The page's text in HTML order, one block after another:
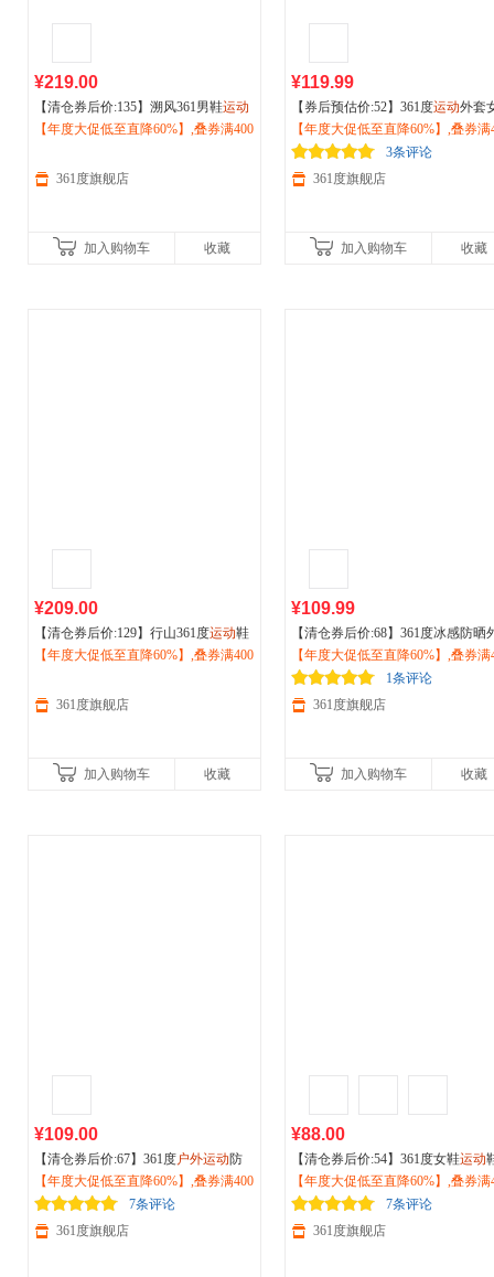
¥219.00
【清仓券后价:135】溯风361男鞋运动
鞋男2026春季经典复古老爹鞋户外防
【年度大促低至直降60%】,叠券满400
361度旗舰店
加入购物车 收藏
¥119.99
【券后预估价:52】361度运动外套
026夏季紧身防紫外线防晒 户外海
营服662518602
【年度大促低至直降60%】,叠券满
减150/600减230,立即抢购！
3条评论
361度旗舰店
加入购物车 收藏
¥209.00
【清仓券后价:129】行山361度运动鞋
男鞋户外登山徒步鞋防滑耐磨休闲鞋
【年度大促低至直降60%】,叠券满400
361度旗舰店
加入购物车 收藏
¥109.99
【清仓券后价:68】361度冰感防晒
套2026夏季女透气防晒衫户外运动
阳外套662624608V
【年度大促低至直降60%】,叠券满
减150/600减230,立即抢购！
1条评论
361度旗舰店
加入购物车 收藏
¥109.00
【清仓券后价:67】361度户外运动防
晒衣女2026夏季新款速干冰丝外套修
身女士瑜伽上衣662514617
【年度大促低至直降60%】,叠券满400
减150/600减230,立即抢购！
7条评论
361度旗舰店
¥88.00
【清仓券后价:54】361度女鞋运动
026秋夏季新款鞋子橡胶防滑户外
鞋582336612
【年度大促低至直降60%】,叠券满
减150/600减230,立即抢购！
7条评论
361度旗舰店